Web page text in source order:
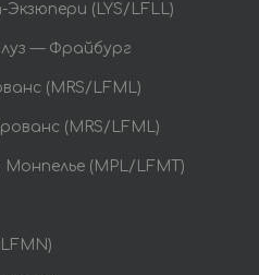
(LYS/LFLL)
— Фрайбург
(MRS/LFML)
(MRS/LFML)
(MPL/LFMT)